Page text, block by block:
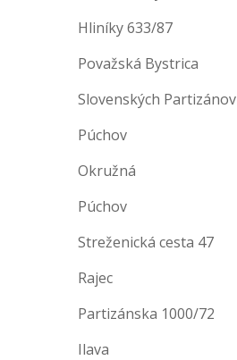
Hliníky 633/87
Považská Bystrica
Slovenských Partizánov
Púchov
Okružná
Púchov
Streženická cesta 47
Rajec
Partizánska 1000/72
Ilava